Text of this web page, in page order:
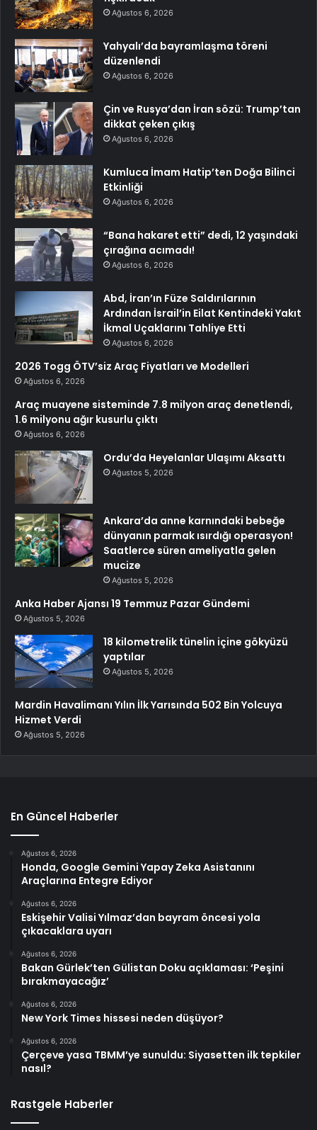
Ağustos 6, 2026
Yahyalı’da bayramlaşma töreni
düzenlendi
Ağustos 6, 2026
Çin ve Rusya’dan İran sözü: Trump’tan
dikkat çeken çıkış
Ağustos 6, 2026
Kumluca İmam Hatip’ten Doğa Bilinci
Etkinliği
Ağustos 6, 2026
“Bana hakaret etti” dedi, 12 yaşındaki
çırağına acımadı!
Ağustos 6, 2026
Abd, İran’ın Füze Saldırılarının
Ardından İsrail’in Eilat Kentindeki Yakıt
İkmal Uçaklarını Tahliye Etti
Ağustos 6, 2026
2026 Togg ÖTV’siz Araç Fiyatları ve Modelleri
Ağustos 6, 2026
Araç muayene sisteminde 7.8 milyon araç denetlendi,
1.6 milyonu ağır kusurlu çıktı
Ağustos 6, 2026
Ordu’da Heyelanlar Ulaşımı Aksattı
Ağustos 5, 2026
Ankara’da anne karnındaki bebeğe
dünyanın parmak ısırdığı operasyon!
Saatlerce süren ameliyatla gelen
mucize
Ağustos 5, 2026
Anka Haber Ajansı 19 Temmuz Pazar Gündemi
Ağustos 5, 2026
18 kilometrelik tünelin içine gökyüzü
yaptılar
Ağustos 5, 2026
Mardin Havalimanı Yılın İlk Yarısında 502 Bin Yolcuya
Hizmet Verdi
Ağustos 5, 2026
En Güncel Haberler
Ağustos 6, 2026
Honda, Google Gemini Yapay Zeka Asistanını
Araçlarına Entegre Ediyor
Ağustos 6, 2026
Eskişehir Valisi Yılmaz’dan bayram öncesi yola
çıkacaklara uyarı
Ağustos 6, 2026
Bakan Gürlek’ten Gülistan Doku açıklaması: ‘Peşini
bırakmayacağız’
Ağustos 6, 2026
New York Times hissesi neden düşüyor?
Ağustos 6, 2026
Çerçeve yasa TBMM’ye sunuldu: Siyasetten ilk tepkiler
nasıl?
Rastgele Haberler